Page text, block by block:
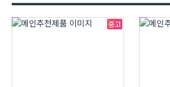
중고